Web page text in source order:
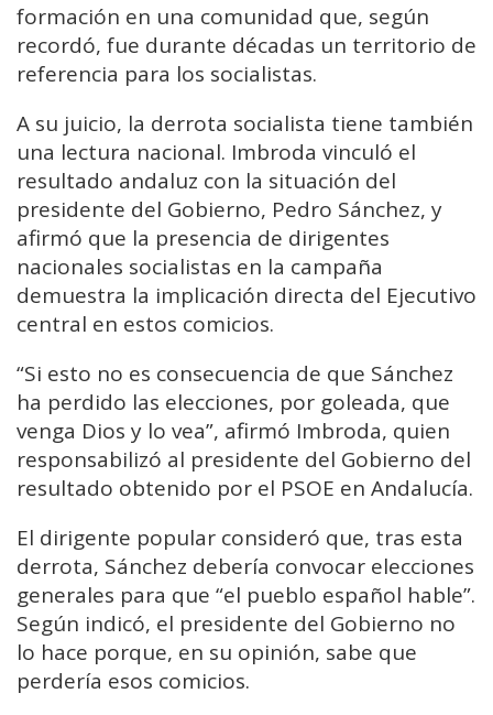
formación en una comunidad que, según
recordó, fue durante décadas un territorio de
referencia para los socialistas.
A su juicio, la derrota socialista tiene también
una lectura nacional. Imbroda vinculó el
resultado andaluz con la situación del
presidente del Gobierno, Pedro Sánchez, y
afirmó que la presencia de dirigentes
nacionales socialistas en la campaña
demuestra la implicación directa del Ejecutivo
central en estos comicios.
“Si esto no es consecuencia de que Sánchez
ha perdido las elecciones, por goleada, que
venga Dios y lo vea”, afirmó Imbroda, quien
responsabilizó al presidente del Gobierno del
resultado obtenido por el PSOE en Andalucía.
El dirigente popular consideró que, tras esta
derrota, Sánchez debería convocar elecciones
generales para que “el pueblo español hable”.
Según indicó, el presidente del Gobierno no
lo hace porque, en su opinión, sabe que
perdería esos comicios.